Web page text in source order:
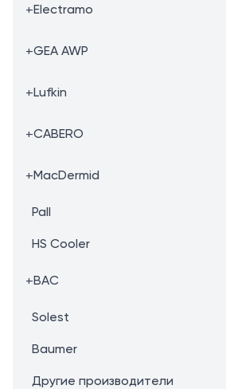
+Electramo
+GEA AWP
+Lufkin
+CABERO
+MacDermid
Pall
HS Cooler
+BAC
Solest
Baumer
Другие производители